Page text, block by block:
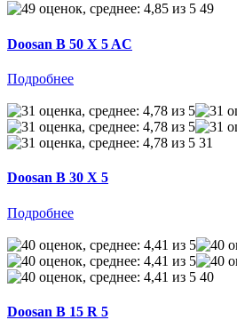
49
Doosan B 50 X 5 AC
Подробнее
31
Doosan B 30 X 5
Подробнее
40
Doosan B 15 R 5